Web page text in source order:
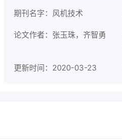
期刊名字：风机技术
论文作者：张玉珠，齐智勇
更新时间：2020-03-23